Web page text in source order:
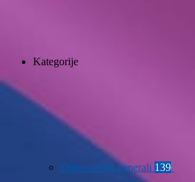
Kategorije
Disposizioni generali 139